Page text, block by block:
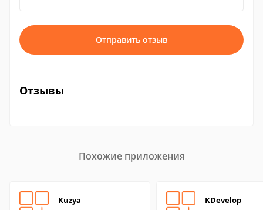
Отправить отзыв
Отзывы
Похожие приложения
Kuzya KDevelop